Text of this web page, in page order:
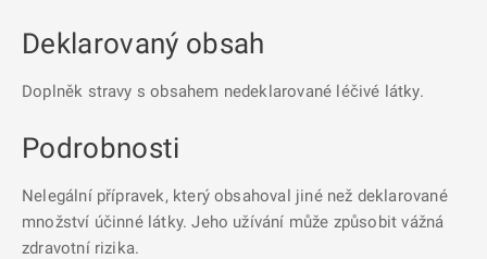
Deklarovaný obsah
Doplněk stravy s obsahem nedeklarované léčivé látky.
Podrobnosti
Nelegální přípravek, který obsahoval jiné než deklarované
množství účinné látky. Jeho užívání může způsobit vážná
zdravotní rizika.